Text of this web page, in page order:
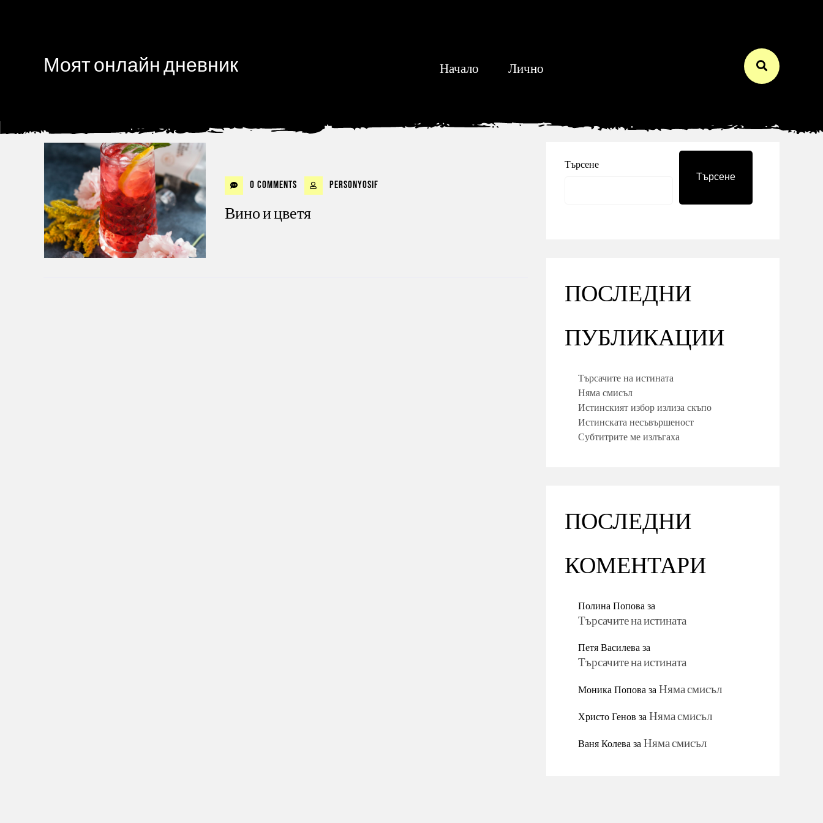
Моят онлайн дневник Начало Лично
0 Comments personyosif
Вино и цветя
Търсене
Търсене
ПОСЛЕДНИ
ПУБЛИКАЦИИ
Търсачите на истината
Няма смисъл
Истинският избор излиза скъпо
Истинската несъвършеност
Субтитрите ме излъгаха
ПОСЛЕДНИ
КОМЕНТАРИ
Полина Поповаза
Търсачите на истината
Петя Василеваза
Търсачите на истината
Моника ПоповазаНяма смисъл
Христо ГеновзаНяма смисъл
Ваня КолевазаНяма смисъл